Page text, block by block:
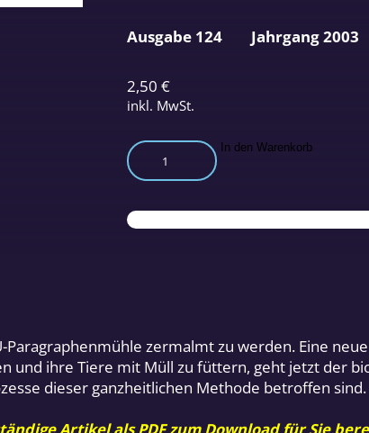
2,50 €
inkl. MwSt.
Schutz-
Attacke
Bio-
Landbau
In den Warenkorb
Ausgabe 124 Jahrgang 2003
zermalmt zu werden. Eine
und ihre Tiere mit Müll zu füttern, geht jetzt der
dieser ganzheitlichen Methode betroffen sind.
Artikel als PDF zum Download für Sie